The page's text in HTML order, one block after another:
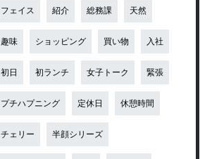
フェイス 紹介 総務課 天然
趣味 ショッピング 買い物 入社
初日 初ランチ 女子トーク 緊張
プチハプニング 定休日 休憩時間
チェリー 半顔シリーズ